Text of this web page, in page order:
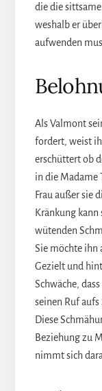
die die
weshalb er
aufwenden
Als Valmont
fordert, weist
erschüttert ob
in die Madame
Frau außer sie
Kränkung
wütenden
Sie möchte ihn
Gezielt und
Schwäche,
seinen Ruf aufs
Diese
Beziehung zu
nimmt sich